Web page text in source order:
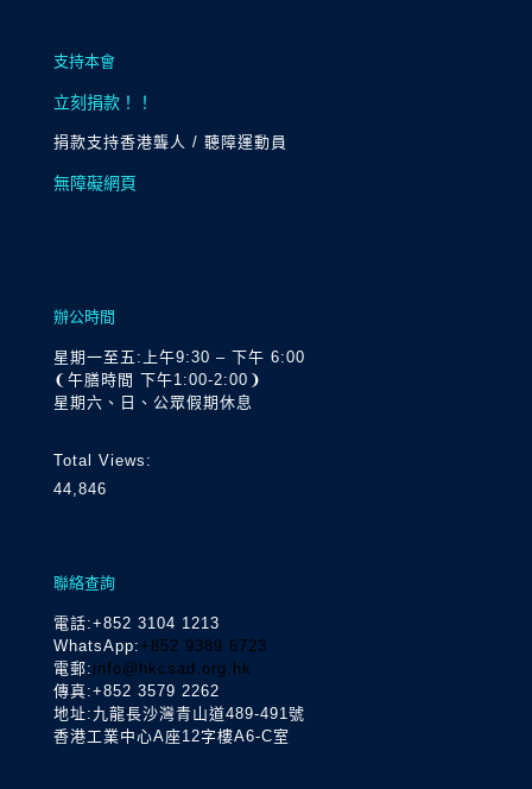
支持本會
立刻捐款！！
捐款支持香港聾人 / 聽障運動員
無障礙網頁
辦公時間
星期一至五:上午9:30 – 下午 6:00
❨午膳時間 下午1:00-2:00❩
星期六、日、公眾假期休息
Total Views:
44,846
聯絡查詢
電話:+852 3104 1213
WhatsApp: +852 9389 6723
電郵: info@hkcsad.org.hk
傳真:+852 3579 2262
地址:九龍長沙灣青山道489-491號
香港工業中心A座12字樓A6-C室